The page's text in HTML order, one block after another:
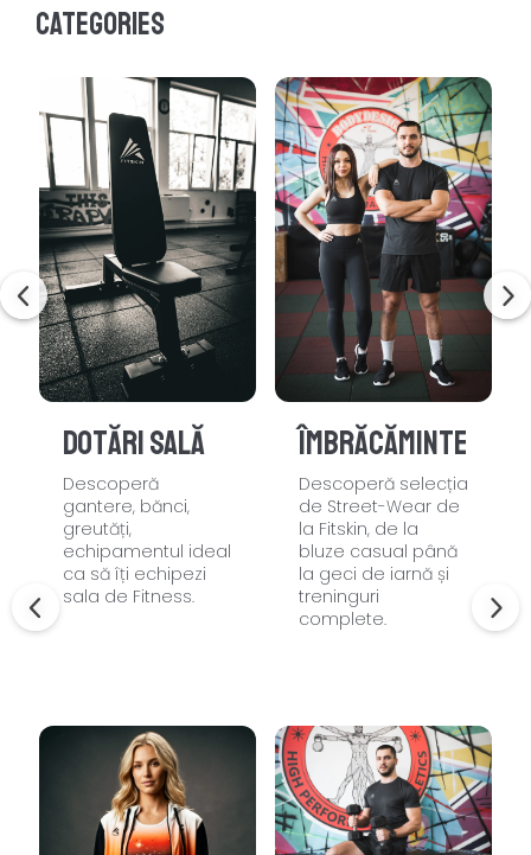
Categories
Dotări sală
Descoperă
gantere, bănci,
greutăți,
echipamentul ideal
ca să îți echipezi
sala de Fitness.
Îmbrăcăminte
Descoperă selecția
de Street-Wear de
la Fitskin, de la
bluze casual până
la geci de iarnă și
treninguri
complete.